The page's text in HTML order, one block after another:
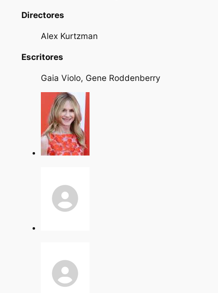
Directores
Alex Kurtzman
Escritores
Gaia Violo, Gene Roddenberry